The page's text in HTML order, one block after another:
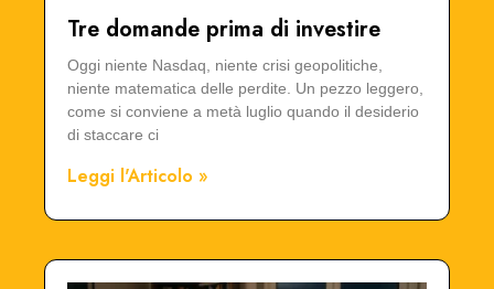
Tre domande prima di investire
Oggi niente Nasdaq, niente crisi geopolitiche,
niente matematica delle perdite. Un pezzo leggero,
come si conviene a metà luglio quando il desiderio
di staccare ci
Leggi l'Articolo »